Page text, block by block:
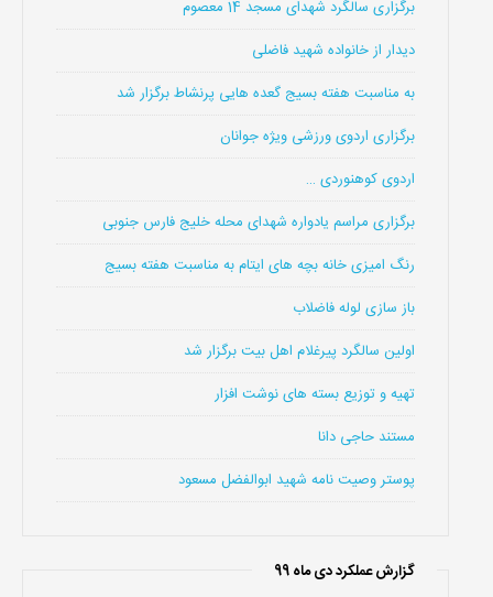
برگزاری سالگرد شهدای مسجد 14 معصوم
دیدار از خانواده شهید فاضلی
به مناسبت هفته بسیج گعده هایی پرنشاط برگزار شد
برگزاری اردوی ورزشی ویژه جوانان
اردوی کوهنوردی …
برگزاری مراسم یادواره شهدای محله خلیج فارس جنوبی
رنگ امیزی خانه بچه های ایتام به مناسبت هفته بسیج
باز سازی لوله فاضلاب
اولین سالگرد پیرغلام اهل بیت برگزار شد
تهیه و توزیع بسته های نوشت افزار
مستند حاجی دانا
پوستر وصیت نامه شهید ابوالفضل مسعود
گزارش عملکرد دی ماه 99